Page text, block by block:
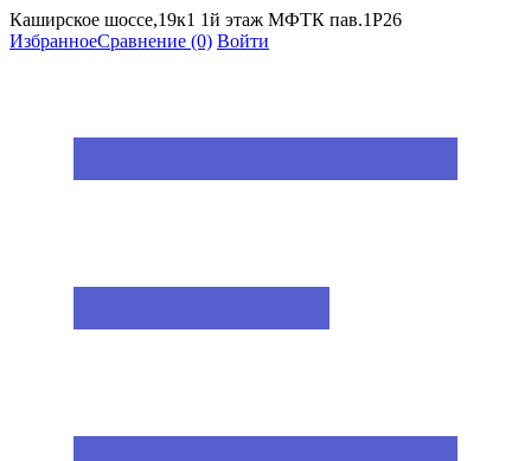
Каширское шоссе,19к1 1й этаж МФТК пав.1Р26
ИзбранноеСравнение (0) Войти